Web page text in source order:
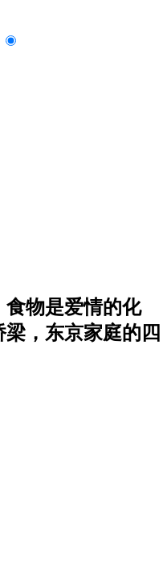
食物是爱情的化
，东京家庭的四